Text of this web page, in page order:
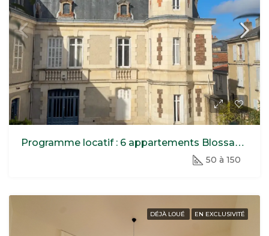
Programme locatif : 6 appartements Blossac Saint-Hilaire
50 à 150
DÉJÀ LOUÉ EN EXCLUSIVITÉ